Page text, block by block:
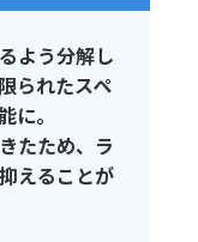
よう分解し
られたスペ
に。
たため、ラ
えることが